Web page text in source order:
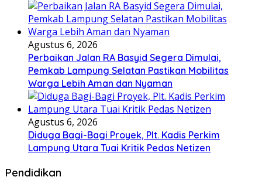
Agustus 6, 2026
Perbaikan Jalan RA Basyid Segera Dimulai,
Pemkab Lampung Selatan Pastikan Mobilitas
Warga Lebih Aman dan Nyaman
Agustus 6, 2026
Diduga Bagi-Bagi Proyek, Plt. Kadis Perkim
Lampung Utara Tuai Kritik Pedas Netizen
Pendidikan